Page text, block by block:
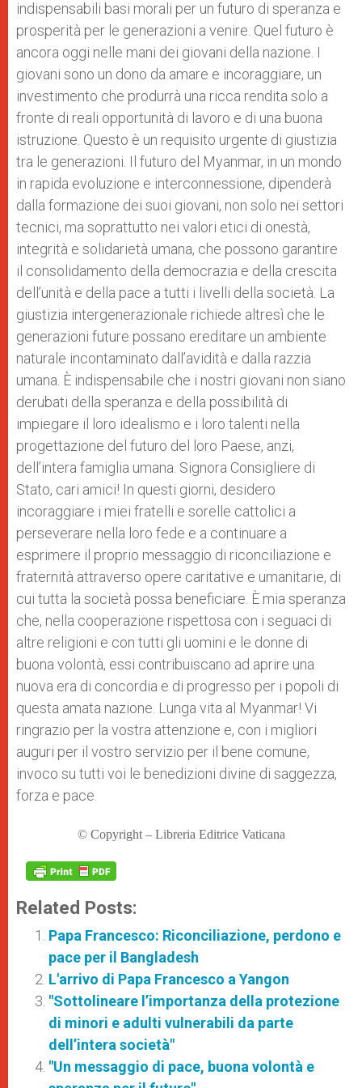
indispensabili basi morali per un futuro di speranza e
prosperità per le generazioni a venire. Quel futuro è
ancora oggi nelle mani dei giovani della nazione. I
giovani sono un dono da amare e incoraggiare, un
investimento che produrrà una ricca rendita solo a
fronte di reali opportunità di lavoro e di una buona
istruzione. Questo è un requisito urgente di giustizia
tra le generazioni. Il futuro del Myanmar, in un mondo
in rapida evoluzione e interconnessione, dipenderà
dalla formazione dei suoi giovani, non solo nei settori
tecnici, ma soprattutto nei valori etici di onestà,
integrità e solidarietà umana, che possono garantire
il consolidamento della democrazia e della crescita
dell’unità e della pace a tutti i livelli della società. La
giustizia intergenerazionale richiede altresì che le
generazioni future possano ereditare un ambiente
naturale incontaminato dall’avidità e dalla razzia
umana. È indispensabile che i nostri giovani non siano
derubati della speranza e della possibilità di
impiegare il loro idealismo e i loro talenti nella
progettazione del futuro del loro Paese, anzi,
dell’intera famiglia umana. Signora Consigliere di
Stato, cari amici! In questi giorni, desidero
incoraggiare i miei fratelli e sorelle cattolici a
perseverare nella loro fede e a continuare a
esprimere il proprio messaggio di riconciliazione e
fraternità attraverso opere caritative e umanitarie, di
cui tutta la società possa beneficiare. È mia speranza
che, nella cooperazione rispettosa con i seguaci di
altre religioni e con tutti gli uomini e le donne di
buona volontà, essi contribuiscano ad aprire una
nuova era di concordia e di progresso per i popoli di
questa amata nazione. Lunga vita al Myanmar! Vi
ringrazio per la vostra attenzione e, con i migliori
auguri per il vostro servizio per il bene comune,
invoco su tutti voi le benedizioni divine di saggezza,
forza e pace.
© Copyright – Libreria Editrice Vaticana
Related Posts:
Papa Francesco: Riconciliazione, perdono e
pace per il Bangladesh
L'arrivo di Papa Francesco a Yangon
"Sottolineare l’importanza della protezione
di minori e adulti vulnerabili da parte
dell’intera società"
"Un messaggio di pace, buona volontà e